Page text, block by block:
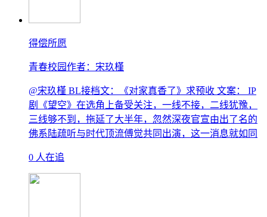
得偿所愿
青春校园作者：宋玖槿
@宋玖槿 BL接档文：《对家真香了》求预收 文案： IP
剧《望空》在选角上备受关注，一线不接，二线犹豫，
三线够不到，拖延了大半年，忽然深夜官宣由出了名的
佛系陆疏听与时代顶流傅觉共同出演，这一消息就如同
0 人在追